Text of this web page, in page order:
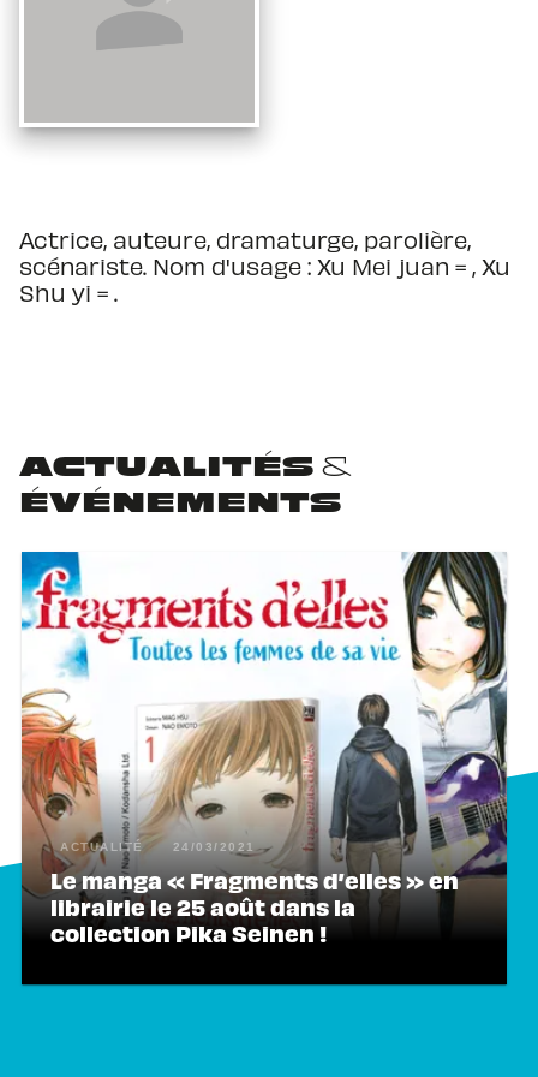
Actrice, auteure, dramaturge, parolière,
scénariste. Nom d'usage : Xu Mei juan = , Xu
Shu yi = .
ACTUALITÉS &
ÉVÉNEMENTS
ACTUALITÉ 24/03/2021
Le manga « Fragments d’elles » en
librairie le 25 août dans la
collection Pika Seinen !